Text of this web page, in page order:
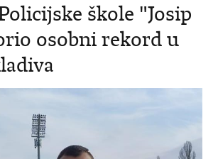
škole "Josip
osobni rekord u